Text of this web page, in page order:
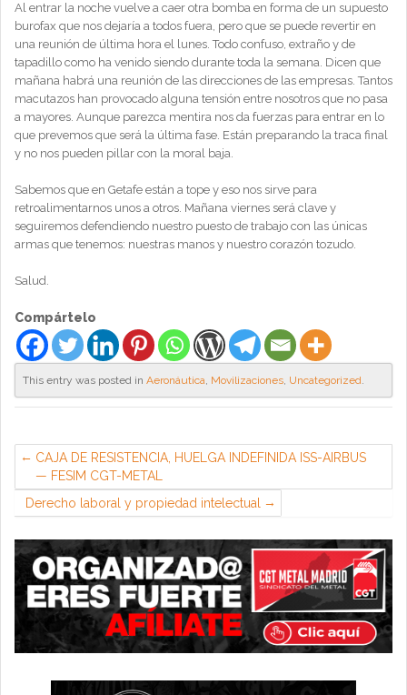
Al entrar la noche vuelve a caer otra bomba en forma de un supuesto
burofax que nos dejaría a todos fuera, pero que se puede revertir en
una reunión de última hora el lunes. Todo confuso, extraño y de
tapadillo como ha venido siendo durante toda la semana. Dicen que
mañana habrá una reunión de las direcciones de las empresas. Tantos
macutazos han provocado alguna tensión entre nosotros que no pasa
a mayores. Aunque parezca mentira nos da fuerzas para entrar en lo
que prevemos que será la última fase. Están preparando la traca final
y no nos pueden pillar con la moral baja.
Sabemos que en Getafe están a tope y eso nos sirve para
retroalimentarnos unos a otros. Mañana viernes será clave y
seguiremos defendiendo nuestro puesto de trabajo con las únicas
armas que tenemos: nuestras manos y nuestro corazón tozudo.
Salud.
Compártelo
This entry was posted in Aeronáutica, Movilizaciones, Uncategorized.
CAJA DE RESISTENCIA, HUELGA INDEFINIDA ISS-AIRBUS
— FESIM CGT-METAL
Derecho laboral y propiedad intelectual